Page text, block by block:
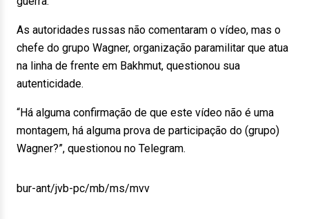
As autoridades russas não comentaram o vídeo, mas o
chefe do grupo Wagner, organização paramilitar que atua
na linha de frente em Bakhmut, questionou sua
autenticidade.
“Há alguma confirmação de que este vídeo não é uma
montagem, há alguma prova de participação do (grupo)
Wagner?”, questionou no Telegram.
bur-ant/jvb-pc/mb/ms/mvv